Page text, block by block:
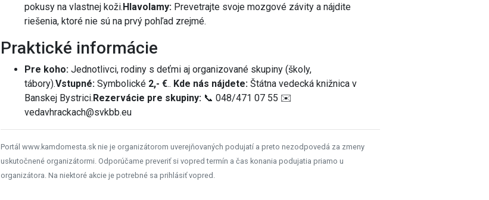
pokusy na vlastnej koži.Hlavolamy: Prevetrajte svoje mozgové závity a nájdite
riešenia, ktoré nie sú na prvý pohľad zrejmé.
Praktické informácie
Pre koho: Jednotlivci, rodiny s deťmi aj organizované skupiny (školy,
tábory).Vstupné: Symbolické 2,- €.. Kde nás nájdete: Štátna vedecká knižnica v
Banskej Bystrici.Rezervácie pre skupiny: 📞 048/471 07 55 ✉️
vedavhrackach@svkbb.eu
Portál www.kamdomesta.sk nie je organizátorom uverejňovaných podujatí a preto nezodpovedá za zmeny
uskutočnené organizátormi. Odporúčame preveriť si vopred termín a čas konania podujatia priamo u
organizátora. Na niektoré akcie je potrebné sa prihlásiť vopred.